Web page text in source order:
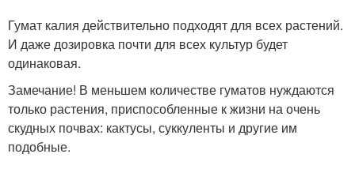
Гумат калия действительно подходят для всех растений.
И даже дозировка почти для всех культур будет
одинаковая.
Замечание! В меньшем количестве гуматов нуждаются
только растения, приспособленные к жизни на очень
скудных почвах: кактусы, суккуленты и другие им
подобные.